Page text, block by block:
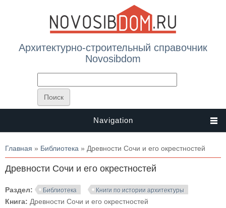
Архитектурно-строительный справочник
Novosibdom
Navigation
Вы здесь
Главная » Библиотека » Древности Сочи и его окрестностей
Древности Сочи и его окрестностей
Раздел: Библиотека Книги по истории архитектуры
Книга: Древности Сочи и его окрестностей